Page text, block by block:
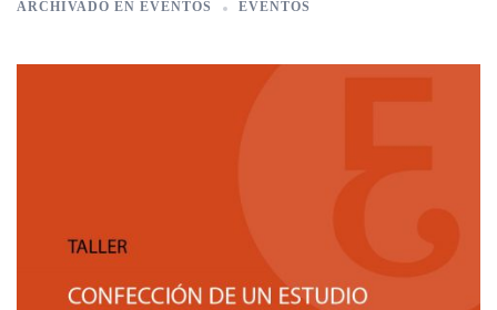
ARCHIVADO EN EVENTOS EVENTOS